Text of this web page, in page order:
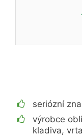
seriózní
výrobce
kladiva,